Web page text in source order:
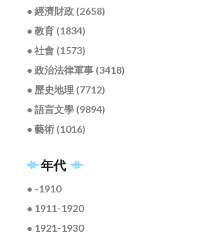
● 經濟財政 (2658)
● 教育 (1834)
● 社會 (1573)
● 政治法律軍事 (3418)
● 歷史地理 (7712)
● 語言文學 (9894)
● 藝術 (1016)
年代
● -1910
● 1911-1920
● 1921-1930